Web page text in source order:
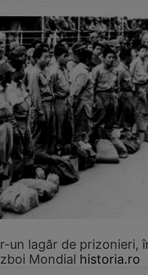
un lagăr de prizonieri,
Mondial historia.ro